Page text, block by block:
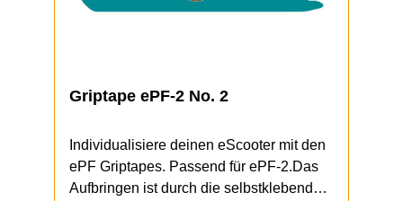
Griptape ePF-2 No. 2
Individualisiere deinen eScooter mit den
ePF Griptapes. Passend für ePF-2.Das
Aufbringen ist durch die selbstklebende